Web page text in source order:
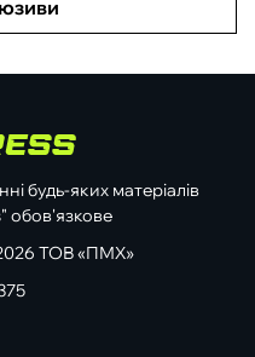
будь-яких матеріалів
обов'язкове
ТОВ «ПМХ»